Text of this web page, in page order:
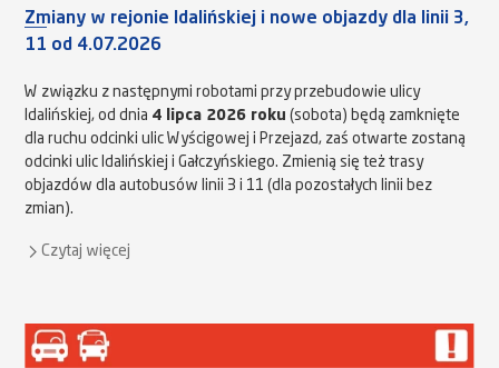
Zmiany w rejonie Idalińskiej i nowe objazdy dla linii 3,
11 od 4.07.2026
W związku z następnymi robotami przy przebudowie ulicy
Idalińskiej, od dnia 4 lipca 2026 roku (sobota) będą zamknięte
dla ruchu odcinki ulic Wyścigowej i Przejazd, zaś otwarte zostaną
odcinki ulic Idalińskiej i Gałczyńskiego. Zmienią się też trasy
objazdów dla autobusów linii 3 i 11 (dla pozostałych linii bez
zmian).
Czytaj więcej